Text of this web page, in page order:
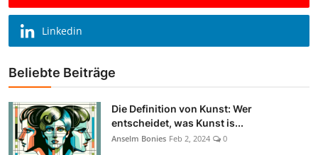
Linkedin
Beliebte Beiträge
Die Definition von Kunst: Wer
entscheidet, was Kunst is...
Anselm Bonies Feb 2, 2024 0